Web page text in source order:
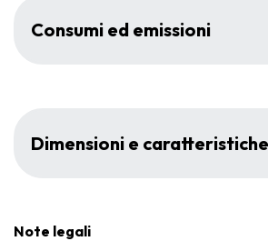
Consumi ed emissioni
Dimensioni e
Note legali